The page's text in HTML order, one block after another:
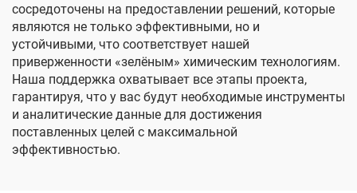
сосредоточены на предоставлении решений, которые
являются не только эффективными, но и
устойчивыми, что соответствует нашей
приверженности «зелёным» химическим технологиям.
Наша поддержка охватывает все этапы проекта,
гарантируя, что у вас будут необходимые инструменты
и аналитические данные для достижения
поставленных целей с максимальной
эффективностью.